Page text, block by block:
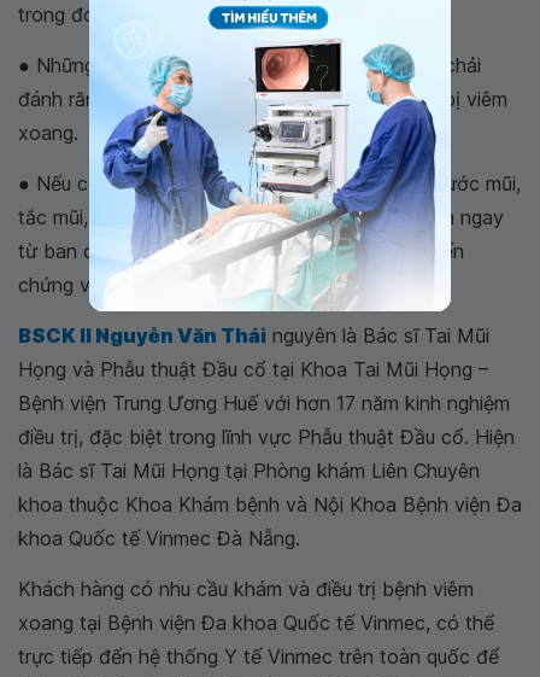
trong đó có các xoang.
● Những vật dụng cá nhân như: Khăn mặt, bàn chải
đánh răng cần tách biệt, đặc biệt đối với người bị viêm
xoang.
● Nếu có những triệu chứng như hắt hơi, chảy nước mũi,
tắc mũi, cần được chuẩn đoán và chữa dứt điểm ngay
từ ban đầu. Tránh trường hợp để lâu dẫn đến biến
chứng viêm xoang.
BSCK II Nguyễn Văn Thái nguyên là Bác sĩ Tai Mũi
Họng và Phẫu thuật Đầu cổ tại Khoa Tai Mũi Họng –
Bệnh viện Trung Ương Huế với hơn 17 năm kinh nghiệm
điều trị, đặc biệt trong lĩnh vực Phẫu thuật Đầu cổ. Hiện
là Bác sĩ Tai Mũi Họng tại Phòng khám Liên Chuyên
khoa thuộc Khoa Khám bệnh và Nội Khoa Bệnh viện Đa
khoa Quốc tế Vinmec Đà Nẵng.
Khách hàng có nhu cầu khám và điều trị bệnh viêm
xoang tại Bệnh viện Đa khoa Quốc tế Vinmec, có thể
trực tiếp đến hệ thống Y tế Vinmec trên toàn quốc để